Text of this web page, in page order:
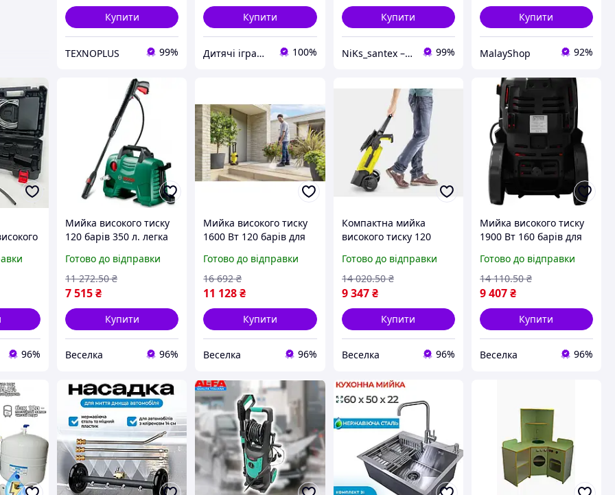
Купити
TEXNOPLUS 99%
Купити
Дитячі іграшки ArNiktoys 100%
Купити
NiKs_santex – інтернет-магазин сантехніки 99%
Купити
MalayShop 92%
і
96%
Мийка високого тиску
120 барів 350 л. легка
автомобілів і садових
меблів FLAME
Готово до відправки
7 515₴
11 272.50 ₴
Купити
Веселка 96%
Мийка високого тиску
1600 Вт 120 барів для
зі шлангом 6 м і
насадками FLAME
Готово до відправки
11 128₴
16 692 ₴
Купити
Веселка 96%
Компактна мийка
високого тиску 120
автомобілів і садових
меблів 1.6 кВт FLAME
Готово до відправки
9 347 ₴
14 020.50 ₴
Купити
Веселка 96%
Мийка високого тиску
1900 Вт 160 барів для
меблів зі шлангом 36,5
м FLAME
Готово до відправки
9 407₴
14 110.50 ₴
Купити
Веселка 96%